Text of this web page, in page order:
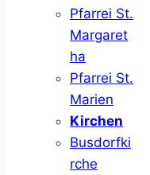
Pfarrei St.
Margaret
ha
Pfarrei St.
Marien
Kirchen
Busdorfki
rche